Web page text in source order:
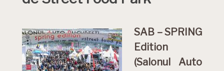
SAB – SPRING
Edition
(Salonul Auto